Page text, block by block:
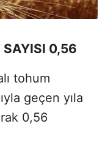
SAYISI 0,56
tohum
geçen yıla
0,56